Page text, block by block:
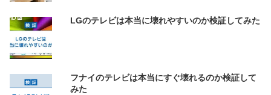
LGのテレビは本当に壊れやすいのか検証してみた
フナイのテレビは本当にすぐ壊れるのか検証して
みた